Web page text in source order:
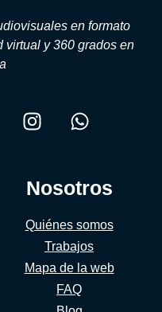
en formato
virtual y 360 grados en
Nosotros
Quiénes somos
Trabajos
Mapa de la web
FAQ